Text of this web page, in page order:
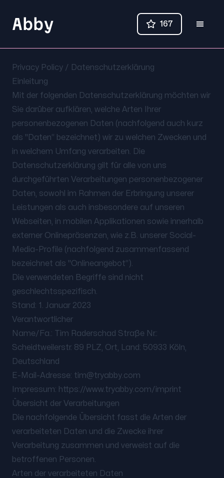
Abby 167
Privacy Policy / Datenschutzerklärung
Einleitung
Mit der folgenden Datenschutzerklärung möchten wir
Sie darüber aufklären, welche Arten Ihrer
personenbezogenen Daten (nachfolgend auch kurz
als "Daten“ bezeichnet) wir zu welchen Zwecken und
in welchem Umfang verarbeiten. Die
Datenschutzerklärung gilt für alle von uns
durchgeführten Verarbeitungen personenbezogener
Daten, sowohl im Rahmen der Erbringung unserer
Leistungen als auch insbesondere auf unseren
Webseiten, in mobilen Applikationen sowie innerhalb
externer Onlinepräsenzen, wie z.B. unserer Social-
Media-Profile (nachfolgend zusammenfassend
bezeichnet als "Onlineangebot“).
Die verwendeten Begriffe sind nicht
geschlechtsspezifisch.
Stand: 1. Januar 2023
Verantwortlicher
Name/Fa.: Tim Raderschad Straße Nr.:
Scheidtweilerstr. 89 PLZ, Ort, Land: 50933 Köln,
Deutschland
E-Mail-Adresse: tim@tryabby.com
Impressum: https://www.tryabby.com/imprint
Übersicht der Verarbeitungen
Die nachfolgende Übersicht fasst die Arten der
verarbeiteten Daten und die Zwecke ihrer
Verarbeitung zusammen und verweist auf die
betroffenen Personen.
Arten der verarbeiteten Daten